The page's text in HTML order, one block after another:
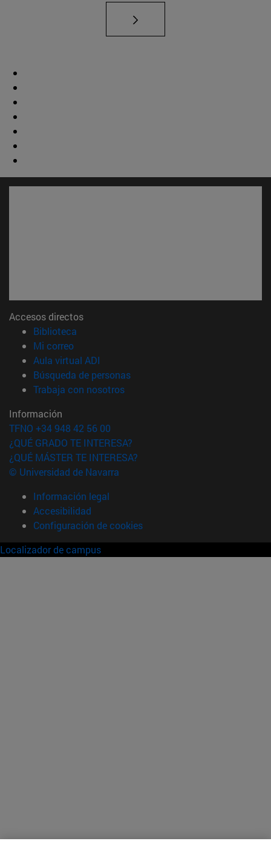
Accesos directos
Biblioteca
Mi correo(abre en nueva ventana)
Aula virtual ADI
Búsqueda de personas(abre en nueva ventana)
Trabaja con nosotros(abre en nueva ventana)
Información
TFNO +34 948 42 56 00
¿QUÉ GRADO TE INTERESA?
¿QUÉ MÁSTER TE INTERESA?
© Universidad de Navarra
Información legal
Accesibilidad
Configuración de cookies
Localizador de campus